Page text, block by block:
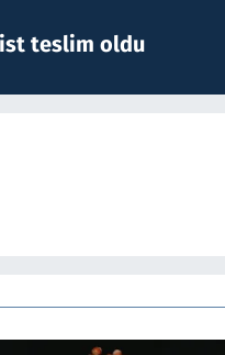
teslim oldu